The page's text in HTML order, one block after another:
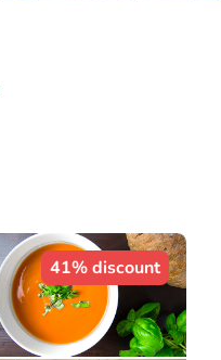
41% discount